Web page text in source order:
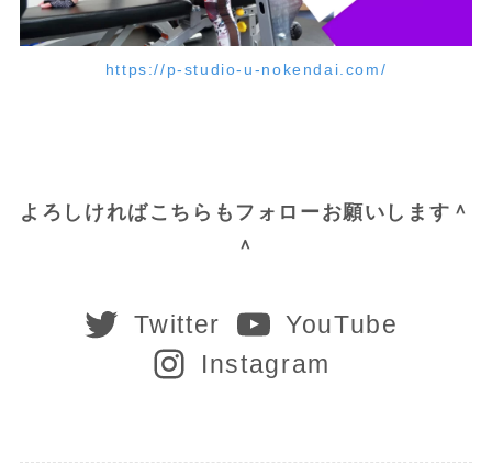
https://p-studio-u-nokendai.com/
よろしければこちらもフォローお願いします＾
＾
Twitter
YouTube
Instagram